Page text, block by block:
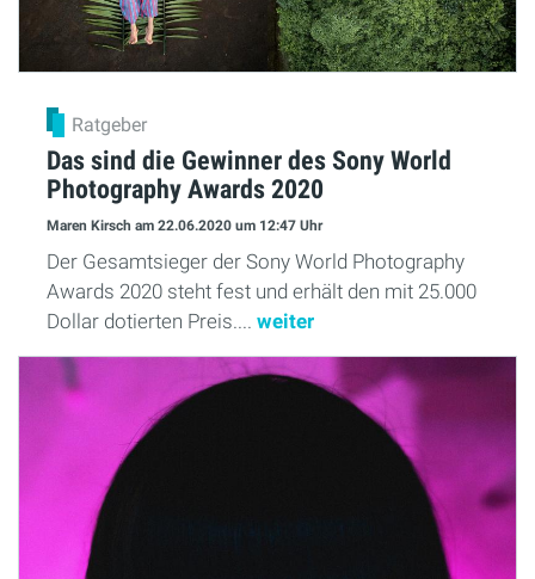
Ratgeber
Das sind die Gewinner des Sony World
Photography Awards 2020
Maren Kirsch am 22.06.2020 um 12:47 Uhr
Der Gesamtsieger der Sony World Photography
Awards 2020 steht fest und erhält den mit 25.000
Dollar dotierten Preis.... weiter